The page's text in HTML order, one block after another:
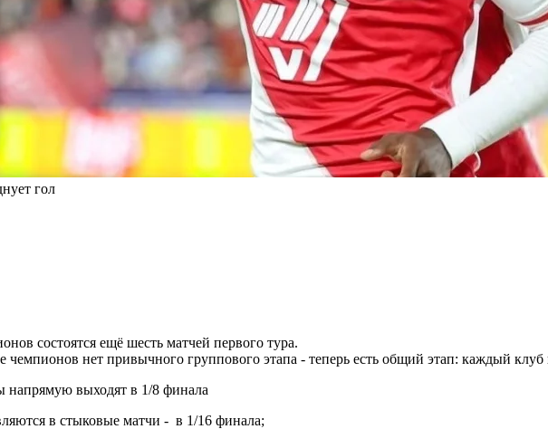
гол
состоятся ещё шесть матчей первого тура.
чемпионов нет привычного группового этапа - теперь есть общий этап: каждый клуб
напрямую выходят в 1/8 финала
в стыковые матчи - в 1/16 финала;